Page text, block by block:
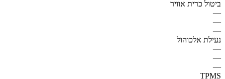
ביטול כרית אוויר
—
—
—
נעילת אלכוהול
—
—
—
TPMS